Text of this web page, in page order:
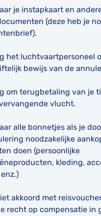
je instapkaart en
(deze heb je
het luchtvaartpersoneel
bewijs van de
om terugbetaling van je
vlucht.
alle bonnetjes als je
noodzakelijke
doen (persoonlijke
kleding,
akkoord met
recht op compensatie in